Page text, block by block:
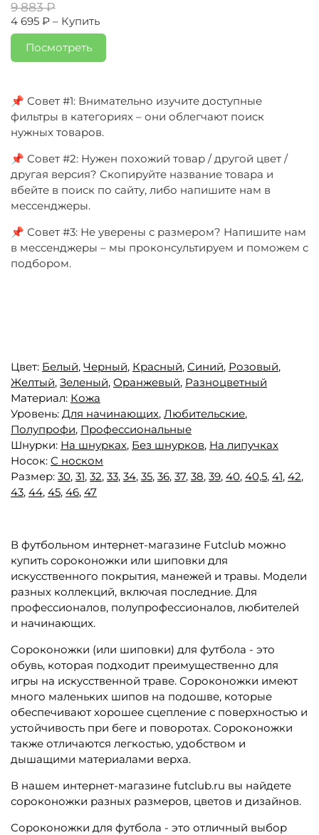
9 883 ₽
4 695 ₽ – Купить
Посмотреть
📌 Совет #1: Внимательно изучите доступные
фильтры в категориях – они облегчают поиск
нужных товаров.
📌 Совет #2: Нужен похожий товар / другой цвет /
другая версия? Скопируйте название товара и
вбейте в поиск по сайту, либо напишите нам в
мессенджеры.
📌 Совет #3: Не уверены с размером? Напишите нам
в мессенджеры – мы проконсультируем и поможем с
подбором.
Цвет: Белый, Черный, Красный, Синий, Розовый,
Желтый, Зеленый, Оранжевый, Разноцветный
Материал: Кожа
Уровень: Для начинающих, Любительские,
Полупрофи, Профессиональные
Шнурки: На шнурках, Без шнурков, На липучках
Носок: С носком
Размер: 30, 31, 32, 33, 34, 35, 36, 37, 38, 39, 40, 40,5, 41, 42,
43, 44, 45, 46, 47
В футбольном интернет-магазине Futclub можно
купить сороконожки или шиповки для
искусственного покрытия, манежей и травы. Модели
разных коллекций, включая последние. Для
профессионалов, полупрофессионалов, любителей
и начинающих.
Сороконожки (или шиповки) для футбола - это
обувь, которая подходит преимущественно для
игры на искусственной траве. Сороконожки имеют
много маленьких шипов на подошве, которые
обеспечивают хорошее сцепление с поверхностью и
устойчивость при беге и поворотах. Сороконожки
также отличаются легкостью, удобством и
дышащими материалами верха.
В нашем интернет-магазине futclub.ru вы найдете
сороконожки разных размеров, цветов и дизайнов.
Сороконожки для футбола - это отличный выбор